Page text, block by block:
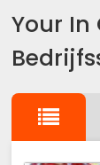
Your